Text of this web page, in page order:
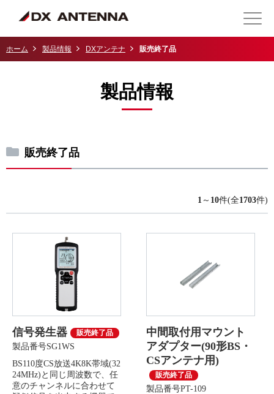
ホーム 製品情報 DXアンテナ 販売終了品
製品情報
販売終了品
1 ～ 10件(全1703件)
信号発生器 販売終了品
製品番号SG1WS
BS110度CS放送4K8K帯域(32
24MHz)と同じ周波数で、任
意のチャンネルに合わせて
中間取付用マウント
アダプター(90形BS・
CSアンテナ用)
販売終了品
製品番号PT-109